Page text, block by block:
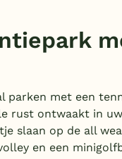
parken met een
rust ontwaakt in
slaan op de all
en een